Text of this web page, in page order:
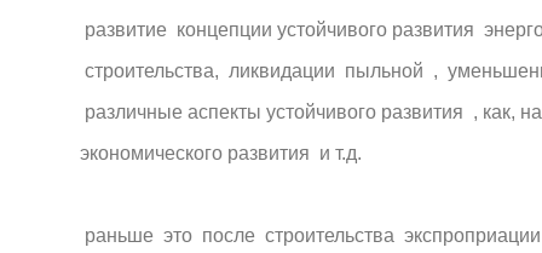
развитие концепции устойчивого развития
строительства, ликвидации пыльной ,
различные аспекты устойчивого развития ,
экономического развития и т.д.
раньше это после строительства